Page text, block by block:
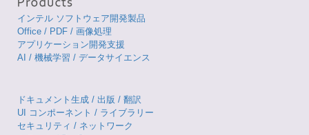
インテル ソフトウェア開発製品
Office / PDF / 画像処理
アプリケーション開発支援
AI / 機械学習 / データサイエンス
ドキュメント生成 / 出版 / 翻訳
UI コンポーネント / ライブラリー
セキュリティ / ネットワーク